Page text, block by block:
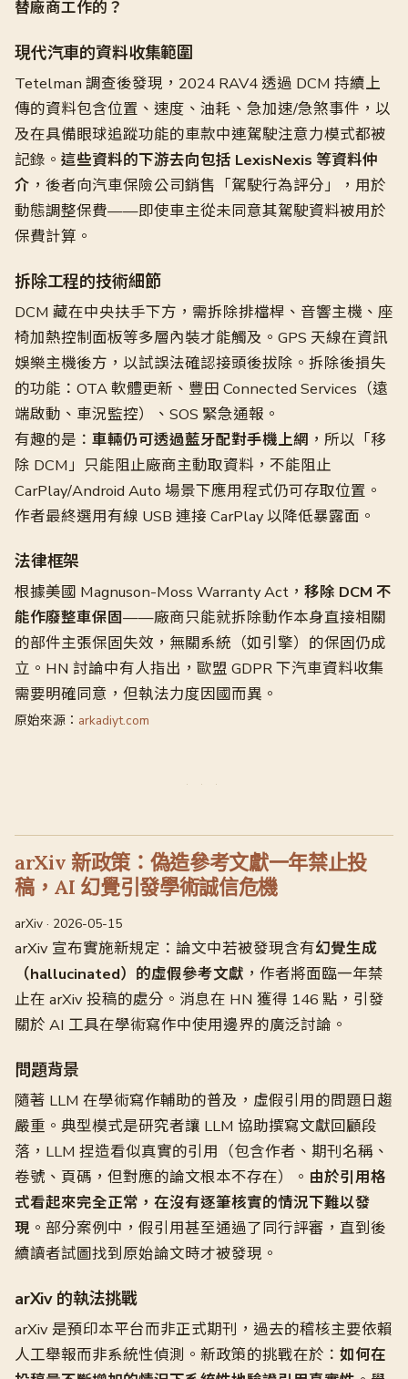
替廠商工作的？
現代汽車的資料收集範圍
Tetelman 調查後發現，2024 RAV4 透過 DCM 持續上
傳的資料包含位置、速度、油耗、急加速/急煞事件，以
及在具備眼球追蹤功能的車款中連駕駛注意力模式都被
記錄。 這些資料的下游去向包括 LexisNexis 等資料仲
介 ，後者向汽車保險公司銷售「駕駛行為評分」，用於
動態調整保費——即使車主從未同意其駕駛資料被用於
保費計算。
拆除工程的技術細節
DCM 藏在中央扶手下方，需拆除排檔桿、音響主機、座
椅加熱控制面板等多層內裝才能觸及。GPS 天線在資訊
娛樂主機後方，以試誤法確認接頭後拔除。拆除後損失
的功能：OTA 軟體更新、豐田 Connected Services（遠
端啟動、車況監控）、SOS 緊急通報。
有趣的是： 車輛仍可透過藍牙配對手機上網 ，所以「移
除 DCM」只能阻止廠商主動取資料，不能阻止
CarPlay/Android Auto 場景下應用程式仍可存取位置。
作者最終選用有線 USB 連接 CarPlay 以降低暴露面。
法律框架
根據美國 Magnuson-Moss Warranty Act， 移除 DCM 不
能作廢整車保固——廠商只能就拆除動作本身直接相關
的部件主張保固失效，無關系統（如引擎）的保固仍成
立。HN 討論中有人指出，歐盟 GDPR 下汽車資料收集
需要明確同意，但執法力度因國而異。
原始來源： arkadiyt.com
arXiv 新政策：偽造參考文獻一年禁止投
稿，AI 幻覺引發學術誠信危機
arXiv · 2026-05-15
arXiv 宣布實施新規定：論文中若被發現含有幻覺生成
（hallucinated）的虛假參考文獻 ，作者將面臨一年禁
止在 arXiv 投稿的處分。消息在 HN 獲得 146 點，引發
關於 AI 工具在學術寫作中使用邊界的廣泛討論。
問題背景
隨著 LLM 在學術寫作輔助的普及，虛假引用的問題日趨
嚴重。典型模式是研究者讓 LLM 協助撰寫文獻回顧段
落，LLM 捏造看似真實的引用（包含作者、期刊名稱、
卷號、頁碼，但對應的論文根本不存在）。 由於引用格
式看起來完全正常，在沒有逐筆核實的情況下難以發
現 。部分案例中，假引用甚至通過了同行評審，直到後
續讀者試圖找到原始論文時才被發現。
arXiv 的執法挑戰
arXiv 是預印本平台而非正式期刊，過去的稽核主要依賴
人工舉報而非系統性偵測。新政策的挑戰在於： 如何在